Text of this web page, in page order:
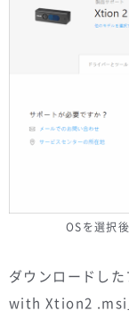
OSを選択
ダウンロードし
with Xtion2 .msi